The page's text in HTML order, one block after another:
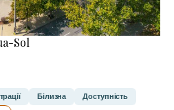
Sol
Білизна Доступність